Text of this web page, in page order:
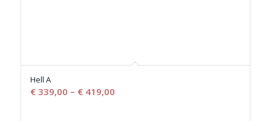
Hell A
€339,00 – €419,00